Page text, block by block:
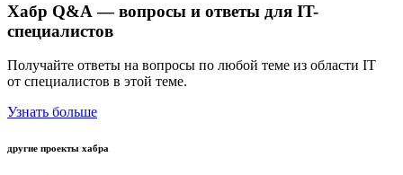
Хабр Q&A — вопросы и ответы для IT-
специалистов
Получайте ответы на вопросы по любой теме из области IT
от специалистов в этой теме.
Узнать больше
другие проекты хабра